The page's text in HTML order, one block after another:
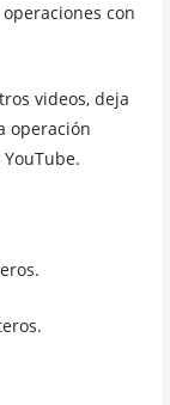
con
videos, deja
operación